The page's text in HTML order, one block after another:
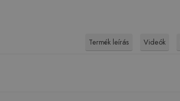
Termék leírás Videók